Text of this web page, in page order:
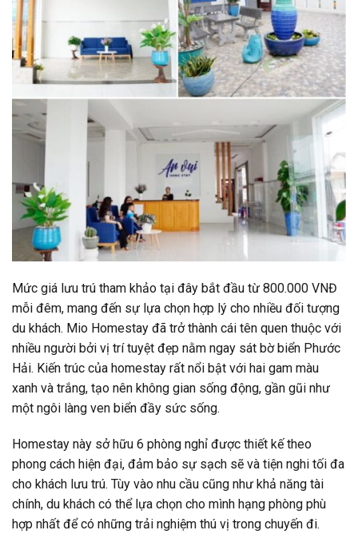
Mức giá lưu trú tham khảo tại đây bắt đầu từ 800.000 VNĐ
mỗi đêm, mang đến sự lựa chọn hợp lý cho nhiều đối tượng
du khách. Mio Homestay đã trở thành cái tên quen thuộc với
nhiều người bởi vị trí tuyệt đẹp nằm ngay sát bờ biển Phước
Hải. Kiến trúc của homestay rất nổi bật với hai gam màu
xanh và trắng, tạo nên không gian sống động, gần gũi như
một ngôi làng ven biển đầy sức sống.
Homestay này sở hữu 6 phòng nghỉ được thiết kế theo
phong cách hiện đại, đảm bảo sự sạch sẽ và tiện nghi tối đa
cho khách lưu trú. Tùy vào nhu cầu cũng như khả năng tài
chính, du khách có thể lựa chọn cho mình hạng phòng phù
hợp nhất để có những trải nghiệm thú vị trong chuyến đi.